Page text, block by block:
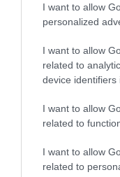
I want to allow
personalized
I want to allow
related to
device identifiers
I want to allow
related to
I want to allow
related to
Παρακαλώ
ΕΞΑΙΡΕΣΗ – ΒΙΣΣΗ